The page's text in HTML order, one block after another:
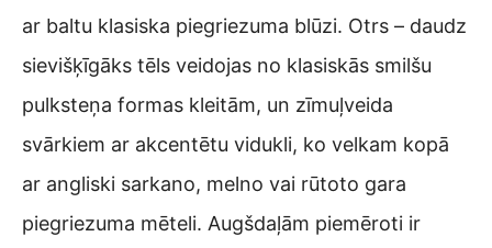
ar baltu klasiska piegriezuma blūzi. Otrs – daudz
sievišķīgāks tēls veidojas no klasiskās smilšu
pulksteņa formas kleitām, un zīmuļveida
svārkiem ar akcentētu vidukli, ko velkam kopā
ar angliski sarkano, melno vai rūtoto gara
piegriezuma mēteli. Augšdaļām piemēroti ir